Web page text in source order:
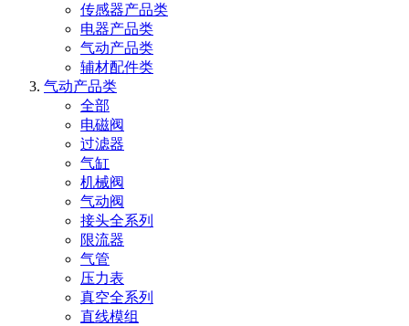
传感器产品类
电器产品类
气动产品类
辅材配件类
气动产品类
全部
电磁阀
过滤器
气缸
机械阀
气动阀
接头全系列
限流器
气管
压力表
真空全系列
直线模组